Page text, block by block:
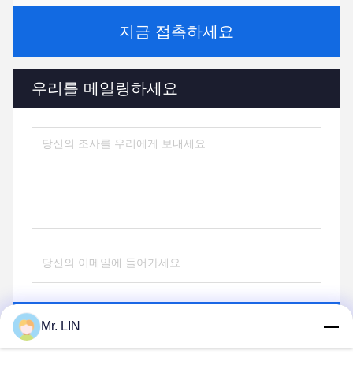
지금 접촉하세요
우리를 메일링하세요
Mr. LIN